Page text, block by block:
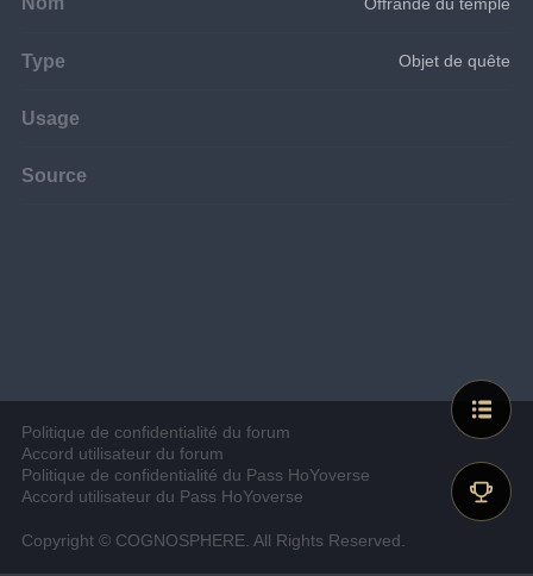
Type Objet de quête
Usage
Source
Politique de confidentialité du forum
Accord utilisateur du forum
Politique de confidentialité du Pass HoYoverse
Accord utilisateur du Pass HoYoverse
Copyright © COGNOSPHERE. All Rights Reserved.